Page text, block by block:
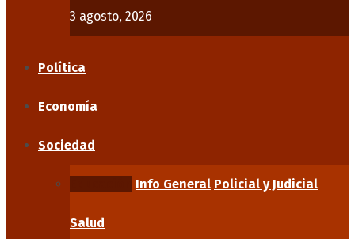
3 agosto, 2026
Política
Economía
Sociedad
Info General Policial y Judicial
Salud